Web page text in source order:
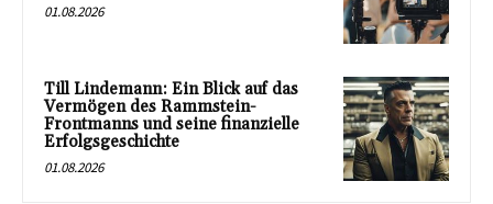
01.08.2026
Till Lindemann: Ein Blick auf das
Vermögen des Rammstein-
Frontmanns und seine finanzielle
Erfolgsgeschichte
01.08.2026